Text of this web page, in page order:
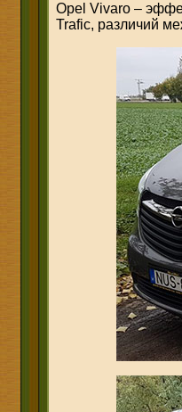
Opel Vivaro –
Trafic, различий